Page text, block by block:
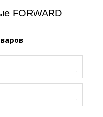
FORWARD